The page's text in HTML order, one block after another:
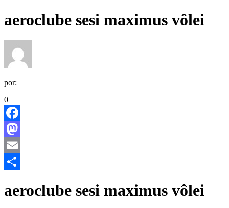
aeroclube sesi maximus vôlei
por:
0
Facebook
Mastodon
Email
aeroclube sesi maximus vôlei